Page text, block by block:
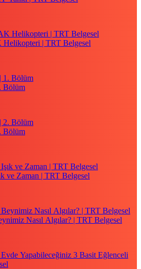
| TRT Belgesel
Bölüm
Bölüm
ve Zaman | TRT Belgesel
Nasıl Algılar? | TRT Belgesel